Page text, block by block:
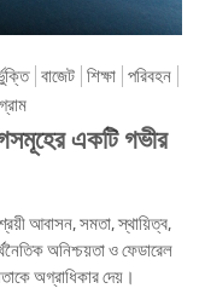
বাজেট শিক্ষা পরিবহন
একটি গভীর
আবাসন, সমতা, স্থায়িত্ব,
অনিশ্চয়তা ও ফেডারেল
অগ্রাধিকার দেয়।